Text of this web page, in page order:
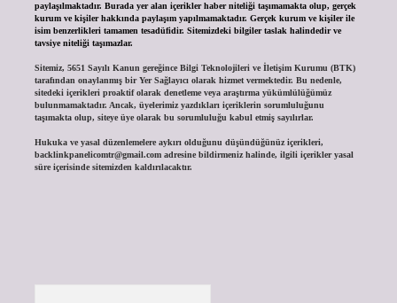
paylaşılmaktadır. Burada yer alan içerikler haber niteliği taşımamakta olup, gerçek
kurum ve kişiler hakkında paylaşım yapılmamaktadır. Gerçek kurum ve kişiler ile
isim benzerlikleri tamamen tesadüfidir. Sitemizdeki bilgiler taslak halindedir ve
tavsiye niteliği taşımazlar.
Sitemiz, 5651 Sayılı Kanun gereğince Bilgi Teknolojileri ve İletişim Kurumu (BTK)
tarafından onaylanmış bir Yer Sağlayıcı olarak hizmet vermektedir. Bu nedenle,
sitedeki içerikleri proaktif olarak denetleme veya araştırma yükümlülüğümüz
bulunmamaktadır. Ancak, üyelerimiz yazdıkları içeriklerin sorumluluğunu
taşımakta olup, siteye üye olarak bu sorumluluğu kabul etmiş sayılırlar.
Hukuka ve yasal düzenlemelere aykırı olduğunu düşündüğünüz içerikleri,
backlinkpanelicomtr@gmail.comadresine bildirmeniz halinde, ilgili içerikler yasal
süre içerisinde sitemizden kaldırılacaktır.